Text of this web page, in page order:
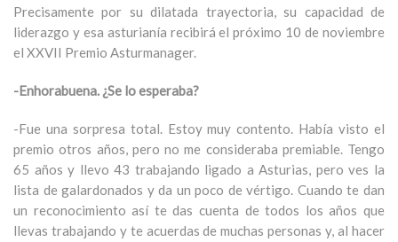
Precisamente por su dilatada trayectoria, su capacidad de
liderazgo y esa asturianía recibirá el próximo 10 de noviembre
el XXVII Premio Asturmanager.
-Enhorabuena. ¿Se lo esperaba?
-Fue una sorpresa total. Estoy muy contento. Había visto el
premio otros años, pero no me consideraba premiable. Tengo
65 años y llevo 43 trabajando ligado a Asturias, pero ves la
lista de galardonados y da un poco de vértigo. Cuando te dan
un reconocimiento así te das cuenta de todos los años que
llevas trabajando y te acuerdas de muchas personas y, al hacer